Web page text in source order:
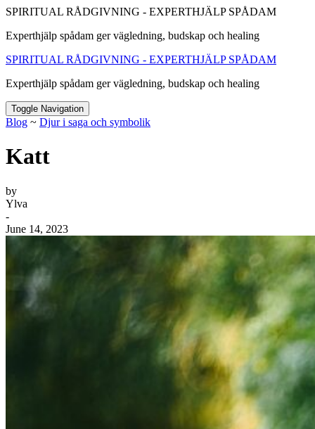
SPIRITUAL RÅDGIVNING - EXPERTHJÄLP SPÅDAM
Experthjälp spådam ger vägledning, budskap och healing
SPIRITUAL RÅDGIVNING - EXPERTHJÄLP SPÅDAM
Experthjälp spådam ger vägledning, budskap och healing
Toggle Navigation
Blog ~ Djur i saga och symbolik
Katt
by
Ylva
-
June 14, 2023